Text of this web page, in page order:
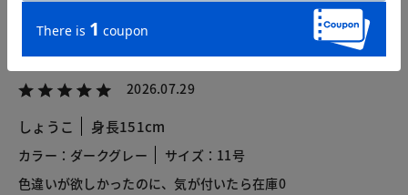
がゴムなので楽だし、たっぷりとワイドな所もかわいいです。
2026.07.29
しょうこ 身長151cm
カラー：ダークグレー
サイズ：11号
色違いが欲しかったのに、気が付いたら在庫0